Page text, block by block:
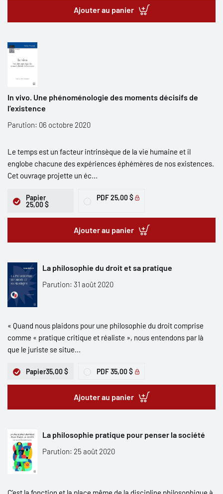
Ajouter au panier
In vivo. Une phénoménologie des moments décisifs de
l’existence
Parution: 06 octobre 2020
Le temps est un facteur intrinsèque de la vie humaine et il
englobe chacune des expériences éphémères de nos existences.
Cet ouvrage projette un éc...
Papier
25,00 $
PDF25,00 $
Ajouter au panier
La philosophie du droit et sa pratique
Parution: 31 août 2020
« Quand nous plaidons pour une philosophie du droit comprise
comme « pratique critique et réaliste », nous entendons par là
que le juriste se situe...
Papier35,00 $ PDF 35,00 $
Ajouter au panier
La philosophie pratique pour penser la société
Parution: 25 août 2020